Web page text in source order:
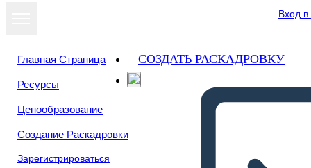
Вход
Главная Страница
Ресурсы
Ценообразование
Создание Раскадровки
Зарегистрироваться
СОЗДАТЬ РАСКАДРОВКУ